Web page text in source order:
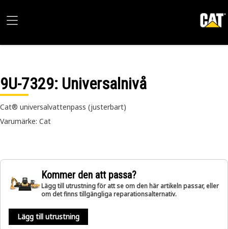
9U-7329: Universalnivå
Cat® universalvattenpass (justerbart)
Varumärke: Cat
Kommer den att passa?
Lägg till utrustning för att se om den här artikeln passar, eller
om det finns tillgängliga reparationsalternativ.
Lägg till utrustning